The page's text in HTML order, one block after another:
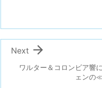
ワルター＆コロンビア響
ェンの

Next